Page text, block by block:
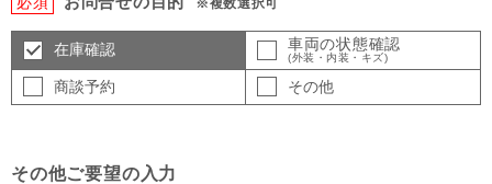
在庫確認 車両の状態確認
(外装・内装・キズ)
商談予約 その他
その他ご要望の入力